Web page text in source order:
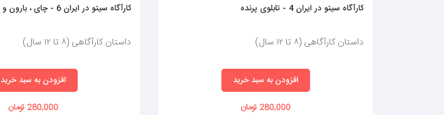
کارآگاه سیتو در ایران 4 - تابلوی پرنده
داستان کارآگاهی (٨ تا ١٢ سال)
افزودن به سبد خرید
280,000 تومان
کارآگاه سیتو در ایران 6 - چای ، بارون و ماهی اوزون برون
داستان کارآگاهی (٨ تا ١٢ سال)
افزودن به سبد خرید
280,000 تومان